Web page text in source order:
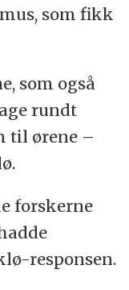
som fikk
som også
rundt
til ørene –
forskerne
responsen.